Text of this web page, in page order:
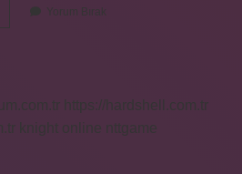
Yorum Bırak
https://hardshell.com.tr
knight online
nttgame